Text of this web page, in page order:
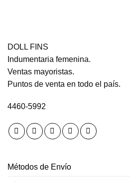
DOLL FINS
Indumentaria femenina.
Ventas mayoristas.
Puntos de venta en todo el país.
4460-5992
Métodos de Envío